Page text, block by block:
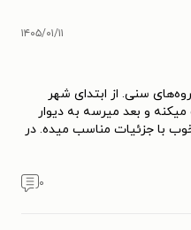
۱۴۰۵/۰۱/۱۱
سنی. از ابتدای شهر
و بعد میرسه به دیوار
تاریخی خوب با جزئیات مناسب میده. در
۰